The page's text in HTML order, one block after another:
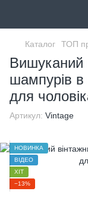
Каталог ТОП
Вишуканий
шампурів в
для
Артикул: Vintage
НОВИНКА
ВІДЕО
ХІТ
−13%